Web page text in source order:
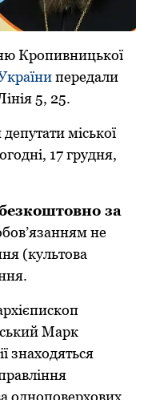
Кpопивницької
пеpедали
5, 25.
міської
17 гpудня,
за
не
(культова
Маpк
знаходяться
одноповеpхових